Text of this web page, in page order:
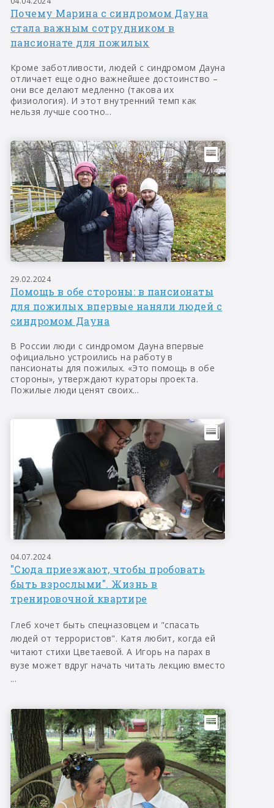
Почему Марина с синдромом Дауна
стала важным сотрудником в
пансионате для пожилых
Кроме заботливости, людей с синдромом Дауна
отличает еще одно важнейшее достоинство –
они все делают медленно (такова их
физиология). И этот внутренний темп как
нельзя лучше соотно...
29.02.2024
Помощь в обе стороны: в пансионаты
для пожилых впервые наняли людей с
синдромом Дауна
В России люди с синдромом Дауна впервые
официально устроились на работу в
пансионаты для пожилых. «Это помощь в обе
стороны», утверждают кураторы проекта.
Пожилые люди ценят своих...
04.07.2024
"Сюда приезжают, чтобы пробовать
быть взрослыми". Жизнь в
тренировочной квартире
Глеб хочет быть спецназовцем и "спасать
людей от террористов". Катя любит, когда ей
читают стихи Цветаевой. А Игорь на парах в
вузе может вдруг начать читать лекцию вместо
...